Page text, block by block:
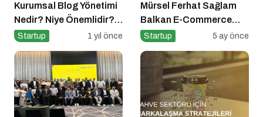
Kurumsal Blog Yönetimi
Nedir? Niye Önemlidir?
Kurumsal Blog Yönetimi
Startup 1 yıl önce
Mürsel Ferhat Sağlam
Balkan E-Commerce
Summit’e Konuştu
Startup 5 ay önce